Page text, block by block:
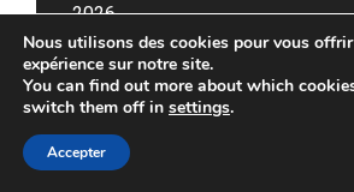
2026
Nous utilisons des cookies pour vous
expérience sur notre site.
You can find out more about which
switch them off in settings.
Accepter